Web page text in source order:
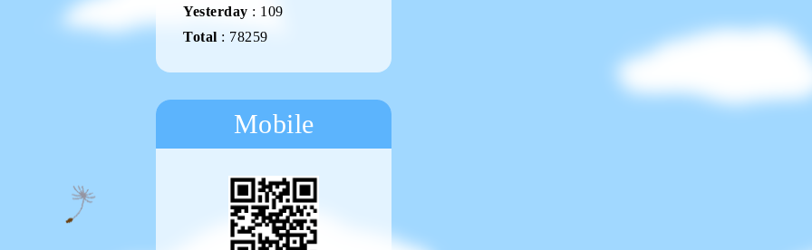
Yesterday : 109
Total : 78259
Mobile